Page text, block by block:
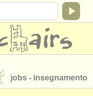
jobs - insegnamento